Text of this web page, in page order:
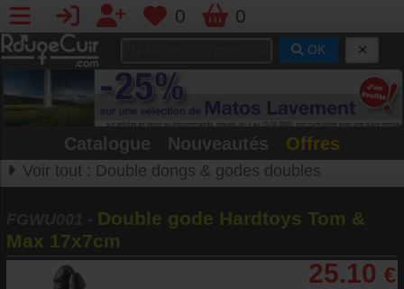
0 0
OK
Catalogue Nouveautés Offres
Voir tout : Double dongs & godes doubles
Double gode Hardtoys Tom &
Max 17x7cm
25.10 €